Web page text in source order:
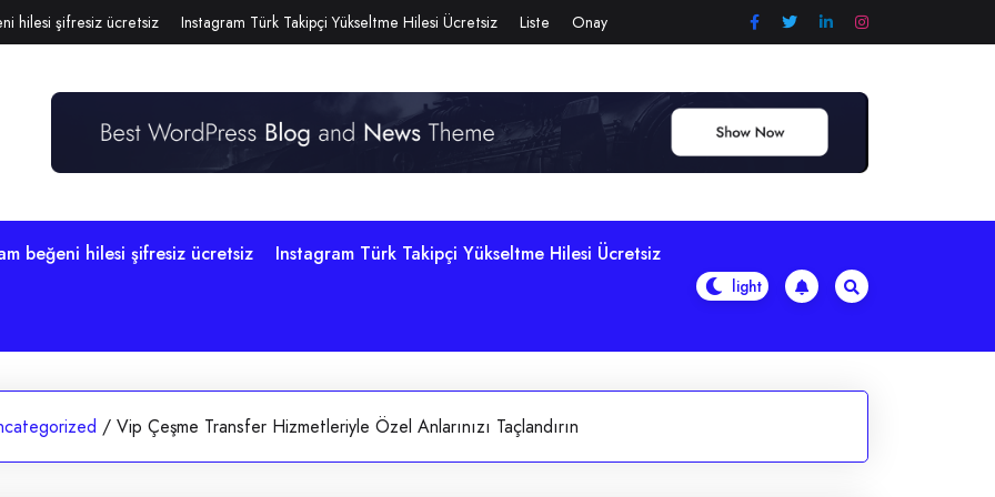
hilesi şifresiz ücretsiz Instagram Türk Takipçi Yükseltme Hilesi Ücretsiz Liste Onay
beğeni hilesi şifresiz ücretsiz Instagram Türk Takipçi Yükseltme Hilesi Ücretsiz
/ Vip Çeşme Transfer Hizmetleriyle Özel Anlarınızı Taçlandırın